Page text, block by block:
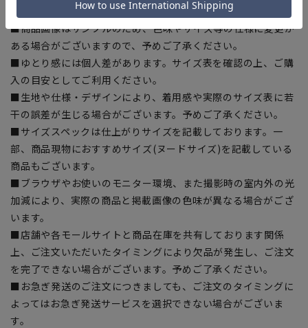
【商品に関するご注意】
■商品画像はサンプルのため、色味やサイズ等の仕様に変更が
ある場合がございますので、予めご了承ください。
■ゆとり感には個人差があります。サイズ表を確認の上、ご購
入の目安としてご利用ください。
■生地や仕様・デザインにより、着用感や実際のサイズ表に若
干の誤差が生じる場合がございます。予めご了承ください。
■サイズスペックは仕上がりサイズを記載しております。一
部、商品現物におすすめサイズ(ヌードサイズ)を記載している
商品もございます。
■ブラウザやお使いのモニター環境、また撮影時の室内外の光
加減により、実際の商品と掲載画像の色味が異なる場合がござ
います。
■店舗や各モールサイトと商品在庫を共有しております関係
上、ご注文いただいたタイミングにより欠品が発生し、ご注文
を完了できない場合がございます。予めご了承ください。
■お急ぎ発送のご注文につきましても、ご注文のタイミングに
よってはお急ぎ発送サービスを選択できない場合がございま
す。